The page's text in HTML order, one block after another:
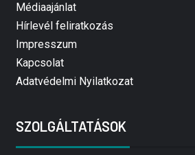
Médiaajánlat
Hírlevél feliratkozás
Impresszum
Kapcsolat
Adatvédelmi Nyilatkozat
SZOLGÁLTATÁSOK